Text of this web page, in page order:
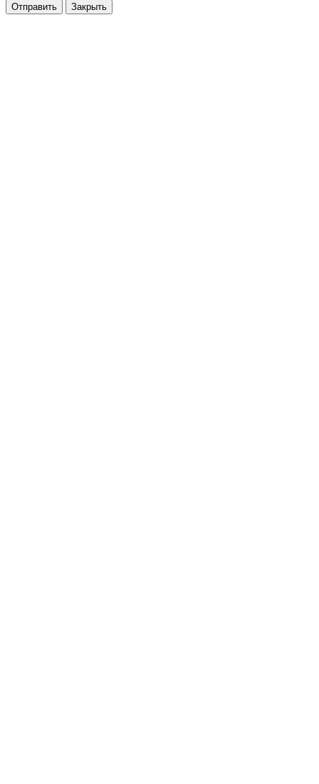
Отправить Закрыть